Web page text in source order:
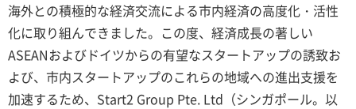
海外との積極的な経済交流による市内経済の高度化・活性
化に取り組んできました。この度、経済成長の著しい
ASEANおよびドイツからの有望なスタートアップの誘致お
よび、市内スタートアップのこれらの地域への進出支援を
加速するため、Start2 Group Pte. Ltd（シンガポール。以